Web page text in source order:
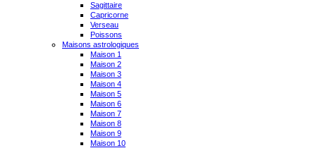
Sagittaire
Capricorne
Verseau
Poissons
Maisons astrologiques
Maison 1
Maison 2
Maison 3
Maison 4
Maison 5
Maison 6
Maison 7
Maison 8
Maison 9
Maison 10